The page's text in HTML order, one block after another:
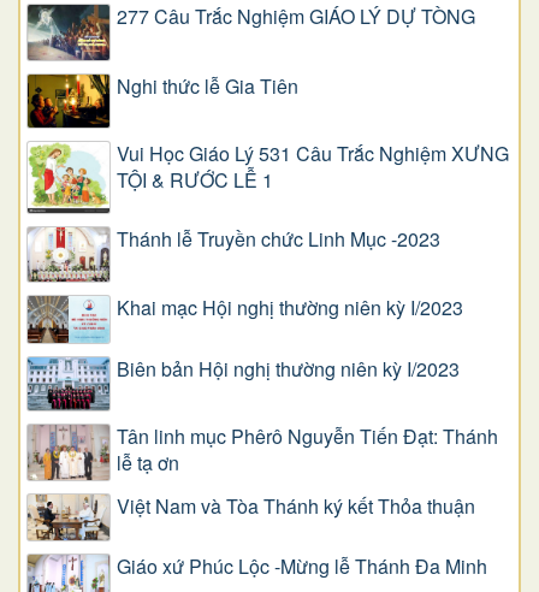
277 Câu Trắc Nghiệm GIÁO LÝ DỰ TÒNG
Nghi thức lễ Gia Tiên
Vui Học Giáo Lý 531 Câu Trắc Nghiệm XƯNG
TỘI & RƯỚC LỄ 1
Thánh lễ Truyền chức Linh Mục -2023
Khai mạc Hội nghị thường niên kỳ I/2023
Biên bản Hội nghị thường niên kỳ I/2023
Tân linh mục Phêrô Nguyễn Tiến Đạt: Thánh
lễ tạ ơn
Việt Nam và Tòa Thánh ký kết Thỏa thuận
Giáo xứ Phúc Lộc -Mừng lễ Thánh Đa Minh